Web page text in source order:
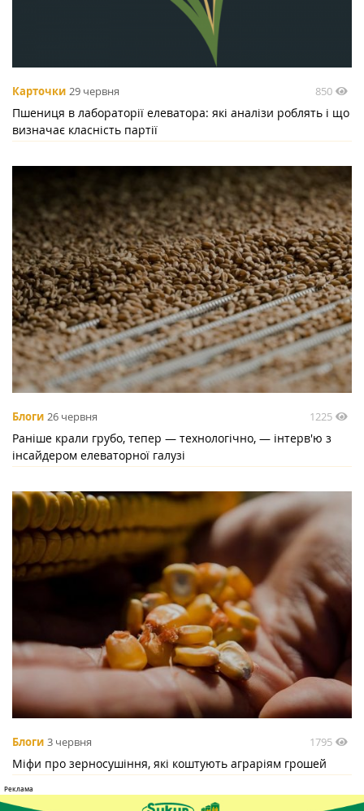
Карточки 29 червня 850
Пшениця в лабораторії елеватора: які аналізи роблять і що
визначає класність партії
Блоги 26 червня 1225
Раніше крали грубо, тепер — технологічно, — інтерв'ю з
інсайдером елеваторної галузі
Блоги 3 червня 1795
Міфи про зерносушіння, які коштують аграріям грошей